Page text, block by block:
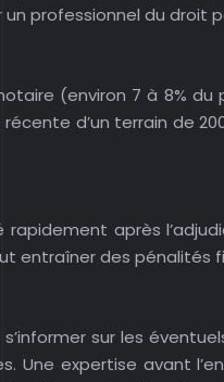
professionnel du droit
(environ 7 à 8%
d’un terrain de
après
entraîner des pénalités
sur les
expertise avant